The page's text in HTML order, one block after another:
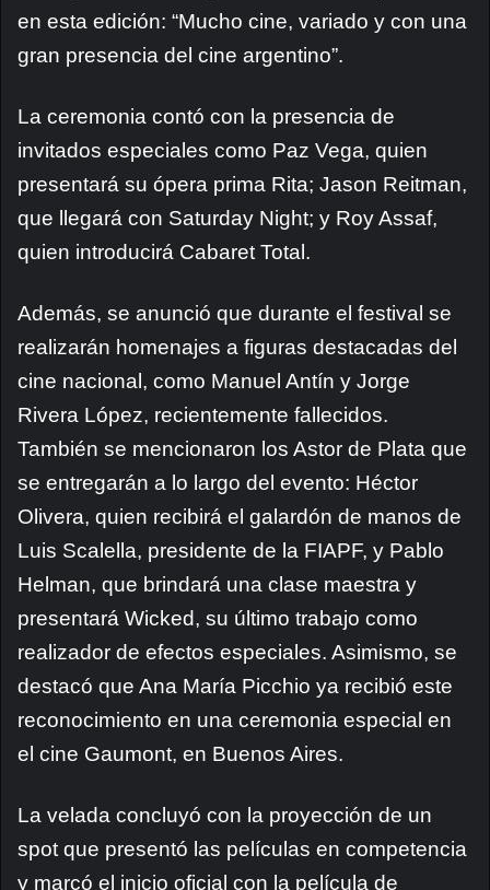
en esta edición: “Mucho cine, variado y con una
gran presencia del cine argentino”.
La ceremonia contó con la presencia de
invitados especiales como Paz Vega, quien
presentará su ópera prima Rita; Jason Reitman,
que llegará con Saturday Night; y Roy Assaf,
quien introducirá Cabaret Total.
Además, se anunció que durante el festival se
realizarán homenajes a figuras destacadas del
cine nacional, como Manuel Antín y Jorge
Rivera López, recientemente fallecidos.
También se mencionaron los Astor de Plata que
se entregarán a lo largo del evento: Héctor
Olivera, quien recibirá el galardón de manos de
Luis Scalella, presidente de la FIAPF, y Pablo
Helman, que brindará una clase maestra y
presentará Wicked, su último trabajo como
realizador de efectos especiales. Asimismo, se
destacó que Ana María Picchio ya recibió este
reconocimiento en una ceremonia especial en
el cine Gaumont, en Buenos Aires.
La velada concluyó con la proyección de un
spot que presentó las películas en competencia
y marcó el inicio oficial con la película de